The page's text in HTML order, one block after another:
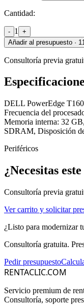
Cantidad:
- 1
+
Añadir al presupuesto ·
Consultoría previa
DELL PowerEdge
Frecuencia del
Memoria interna: 32
SDRAM, Disposición
Periféricos
¿Necesitas
Consultoría previa
Ver carrito y solicitar
¿Listo para modernizar
Consultoría gratuita.
Pedir presupuesto
RENTACLIC.COM
Servicio premium de
Consultoría, soporte